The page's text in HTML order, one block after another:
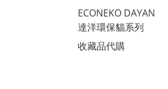
ECONEKO DAYAN
達洋環保貓系列
收藏品代購